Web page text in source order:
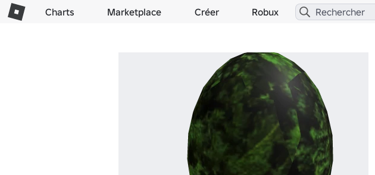
Charts Marketplace Créer Robux